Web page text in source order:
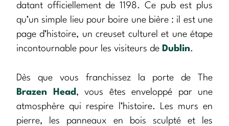
datant officiellement de 1198. Ce pub est plus
qu’un simple lieu pour boire une bière : il est une
page d’histoire, un creuset culturel et une étape
incontournable pour les visiteurs de Dublin.
Dès que vous franchissez la porte de The
Brazen Head , vous êtes enveloppé par une
atmosphère qui respire l’histoire. Les murs en
pierre, les panneaux en bois sculpté et les